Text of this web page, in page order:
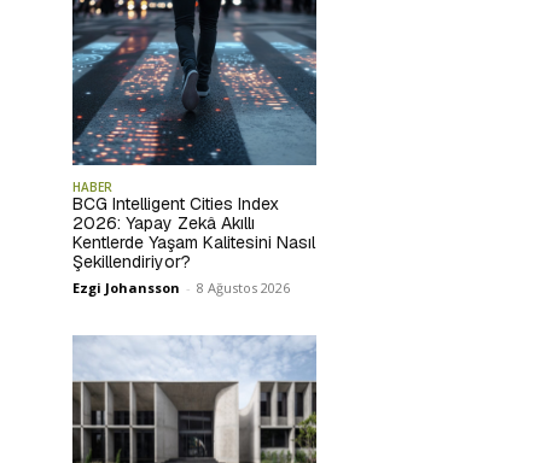
HABER
BCG Intelligent Cities Index
2026: Yapay Zekâ Akıllı
Kentlerde Yaşam Kalitesini Nasıl
Şekillendiriyor?
Ezgi Johansson - 8 Ağustos 2026